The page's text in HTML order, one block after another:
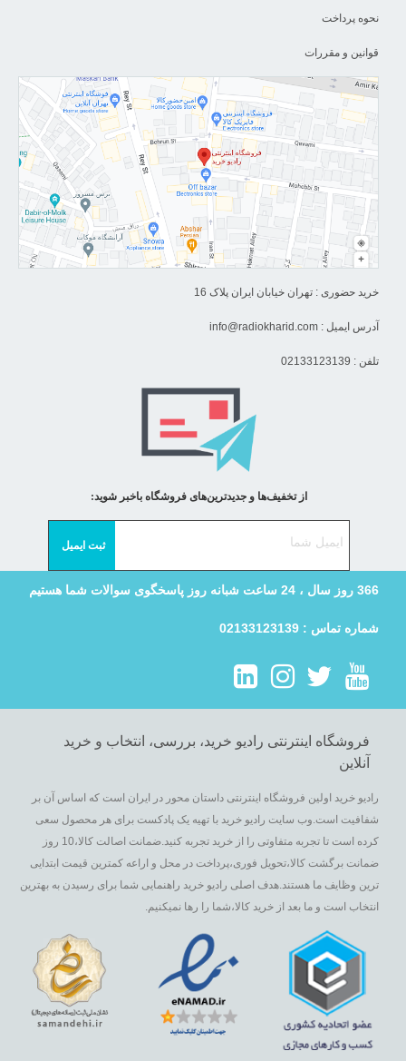
نحوه پرداخت
قوانین و مقررات
خرید حضوری : تهران خیابان ایران پلاک 16
آدرس ایمیل : info@radiokharid.com
تلفن : 02133123139
366 روز سال ، 24 ساعت شبانه روز پاسخگوی سوالات شما هستیم
شماره تماس : 02133123139
از تخفیف‌ها و جدیدترین‌های فروشگاه باخبر شوید:
فروشگاه اینترنتی رادیو خرید، بررسی، انتخاب و خرید
آنلاین
رادیو خرید اولین فروشگاه اینترنتی داستان محور در ایران است که اساس آن بر
شفافیت است.وب سایت رادیو خرید با تهیه یک پادکست برای هر محصول سعی
کرده است تا تجربه متفاوتی را از خرید تجربه کنید.ضمانت اصالت کالا،10 روز
ضمانت برگشت کالا،تحویل فوری،پرداخت در محل و اراعه کمترین قیمت ابتدایی
ترین وظایف ما هستند.هدف اصلی رادیو خرید راهنمایی شما برای رسیدن به بهترین
انتخاب است و ما بعد از خرید کالا،شما را رها نمیکنیم.